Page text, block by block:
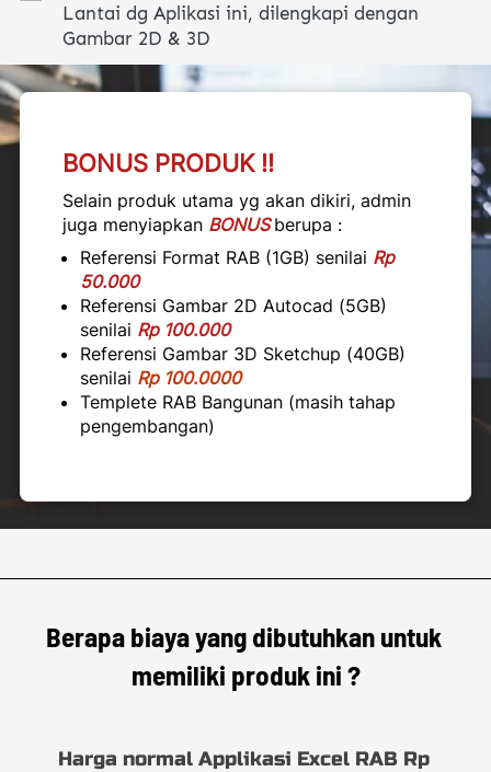
Lantai dg Aplikasi ini, dilengkapi dengan
Gambar 2D & 3D
BONUS PRODUK !!
Selain produk utama yg akan dikiri, admin
juga menyiapkan BONUS berupa :
Referensi Format RAB (1GB) senilai Rp
50.000
Referensi Gambar 2D Autocad (5GB)
senilai Rp 100.000
Referensi Gambar 3D Sketchup (40GB)
senilai Rp 100.0000
Templete RAB Bangunan (masih tahap
pengembangan)
Berapa biaya yang dibutuhkan untuk
memiliki produk ini ?
Harga normal Applikasi Excel RAB Rp